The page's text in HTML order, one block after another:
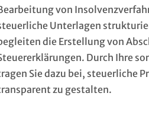
von
Unterlagen
die Erstellung von
Durch Ihre
Sie dazu bei, steuerliche
zu gestalten.